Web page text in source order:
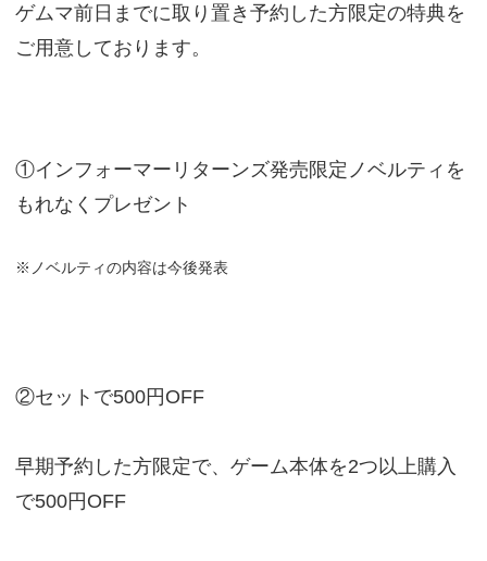
ゲムマ前日までに取り置き予約した方限定の特典を
ご用意しております。
①インフォーマーリターンズ発売限定ノベルティを
もれなくプレゼント
※ノベルティの内容は今後発表
②セットで500円OFF
早期予約した方限定で、ゲーム本体を2つ以上購入
で500円OFF